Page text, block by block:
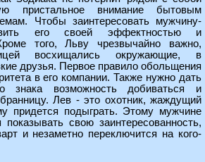
пристальное внимание бытовым
Чтобы заинтересовать мужчину-
его своей эффектностью и
того, Льву чрезвычайно важно,
восхищались окружающие, в
друзья. Первое правило обольщения
в его компании. Также нужно дать
знака возможность добиваться и
Лев - это охотник, жаждущий
придется подыграть. Этому мужчине
показывать свою заинтересованность,
и незаметно переключится на кого-